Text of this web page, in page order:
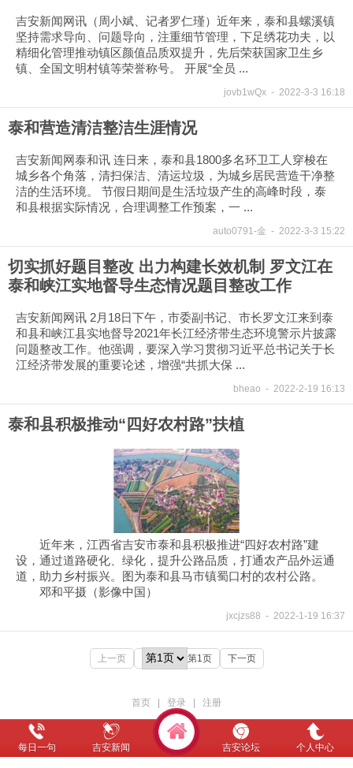
吉安新闻网讯（周小斌、记者罗仁瑾）近年来，泰和县螺溪镇
坚持需求导向、问题导向，注重细节管理，下足绣花功夫，以
精细化管理推动镇区颜值品质双提升，先后荣获国家卫生乡
镇、全国文明村镇等荣誉称号。 开展“全员 ...
jovb1wQx - 2022-3-3 16:18
泰和营造清洁整洁生涯情况
吉安新闻网泰和讯 连日来，泰和县1800多名环卫工人穿梭在
城乡各个角落，清扫保洁、清运垃圾，为城乡居民营造干净整
洁的生活环境。 节假日期间是生活垃圾产生的高峰时段，泰
和县根据实际情况，合理调整工作预案，一 ...
auto0791-金 - 2022-3-3 15:22
切实抓好题目整改 出力构建长效机制 罗文江在
泰和峡江实地督导生态情况题目整改工作
吉安新闻网讯 2月18日下午，市委副书记、市长罗文江来到泰
和县和峡江县实地督导2021年长江经济带生态环境警示片披露
问题整改工作。他强调，要深入学习贯彻习近平总书记关于长
江经济带发展的重要论述，增强“共抓大保 ...
bheao - 2022-2-19 16:13
泰和县积极推动“四好农村路”扶植
近年来，江西省吉安市泰和县积极推进“四好农村路”建
设，通过道路硬化、绿化，提升公路品质，打通农产品外运通
道，助力乡村振兴。图为泰和县马市镇蜀口村的农村公路。
邓和平摄（影像中国）
jxcjzs88 - 2022-1-19 16:37
上一页 第1页 下一页
首页 | 登录 | 注册
每日一句 吉安新闻 吉安论坛 个人中心